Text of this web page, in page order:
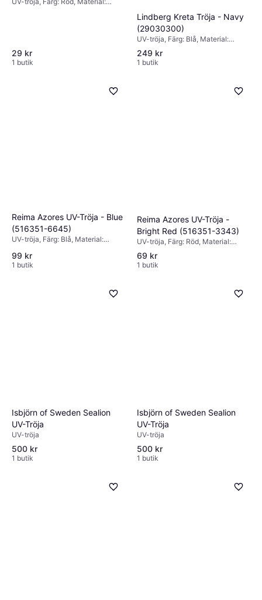
29 kr
1 butik
Lindberg Kreta Tröja - Navy
(29030300)
UV-tröja, Färg: Blå, Material:
Elastan/Lycra/Spandex, Polyamid,
Mönster: Randig
249 kr
1 butik
Reima Azores UV-Tröja - Blue
(516351-6645)
UV-tröja, Färg: Blå, Material:
99 kr
1 butik
Reima Azores UV-Tröja -
Bright Red (516351-3343)
UV-tröja, Färg: Röd, Material:
Elastan/Lycra/Spandex, Polyamid
69 kr
1 butik
Isbjörn of Sweden Sealion
UV-Tröja
UV-tröja
500 kr
1 butik
Isbjörn of Sweden Sealion
UV-Tröja
UV-tröja
500 kr
1 butik